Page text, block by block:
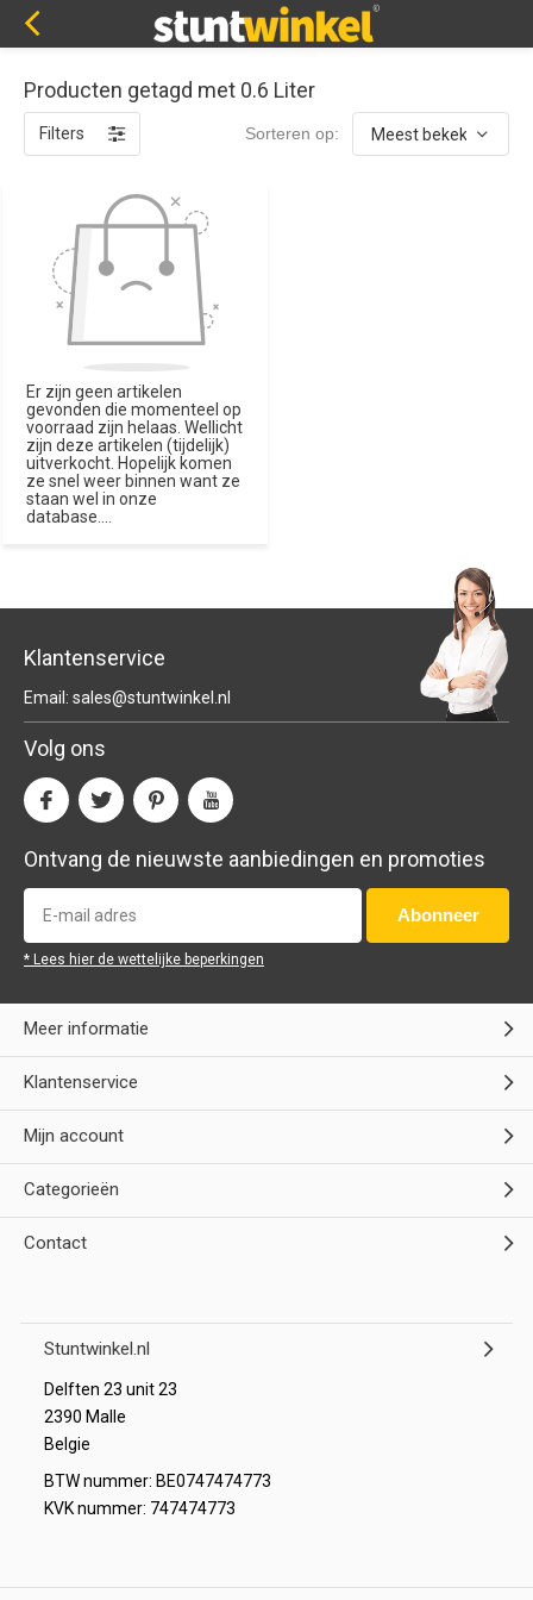
Producten getagd met 0.6 Liter
Filters Sorteren op:
Er zijn geen artikelen
gevonden die momenteel op
voorraad zijn helaas. Wellicht
zijn deze artikelen (tijdelijk)
uitverkocht. Hopelijk komen
ze snel weer binnen want ze
staan wel in onze
database....
Klantenservice
Email: sales@stuntwinkel.nl
Volg ons
Ontvang de nieuwste aanbiedingen en promoties
Abonneer
* Lees hier de wettelijke beperkingen
Meer informatie
Klantenservice
Mijn account
Categorieën
Contact
Stuntwinkel.nl
Delften 23 unit 23
2390 Malle
Belgie
BTW nummer: BE0747474773
KVK nummer: 747474773